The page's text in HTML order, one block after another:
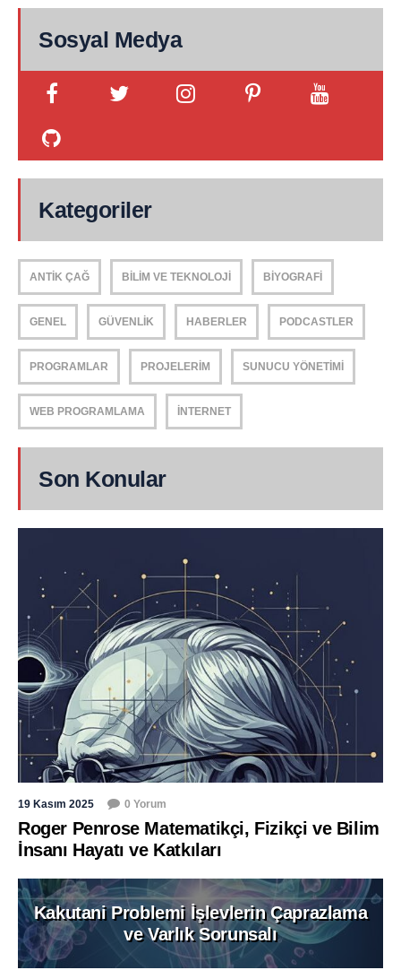
Sosyal Medya
Kategoriler
ANTIK ÇAĞ BILIM VE TEKNOLOJI BIYOGRAFI
GENEL GÜVENLIK HABERLER PODCASTLER
PROGRAMLAR PROJELERIM SUNUCU YÖNETIMI
WEB PROGRAMLAMA İNTERNET
Son Konular
19 Kasım 2025 0 Yorum
Roger Penrose Matematikçi, Fizikçi ve Bilim
İnsanı Hayatı ve Katkıları
Kakutani Problemi İşlevlerin Çaprazlama
ve Varlık Sorunsalı